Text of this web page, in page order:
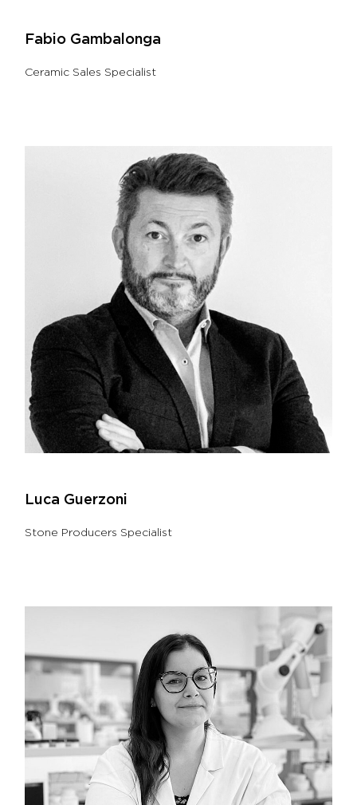
Fabio Gambalonga
Ceramic Sales Specialist
Luca Guerzoni
Stone Producers Specialist